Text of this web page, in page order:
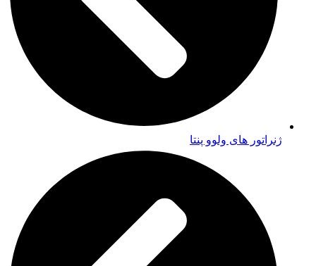
ژنراتور های ولوو پنتا